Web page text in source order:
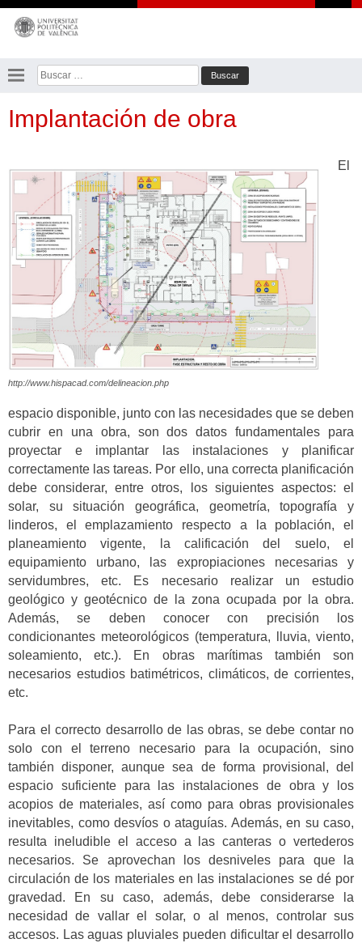
Saltar
contenido
Buscar:
Implantación de obra
http://www.hispacad.com/delineacion.php
El
espacio disponible, junto con las necesidades que se deben
cubrir en una obra, son dos datos fundamentales para
proyectar e implantar las instalaciones y planificar
correctamente las tareas. Por ello, una correcta planificación
debe considerar, entre otros, los siguientes aspectos: el
solar, su situación geográfica, geometría, topografía y
linderos, el emplazamiento respecto a la población, el
planeamiento vigente, la calificación del suelo, el
equipamiento urbano, las expropiaciones necesarias y
servidumbres, etc. Es necesario realizar un estudio
geológico y geotécnico de la zona ocupada por la obra.
Además, se deben conocer con precisión los
condicionantes meteorológicos (temperatura, lluvia, viento,
soleamiento, etc.). En obras marítimas también son
necesarios estudios batimétricos, climáticos, de corrientes,
etc.
Para el correcto desarrollo de las obras, se debe contar no
solo con el terreno necesario para la ocupación, sino
también disponer, aunque sea de forma provisional, del
espacio suficiente para las instalaciones de obra y los
acopios de materiales, así como para obras provisionales
inevitables, como desvíos o ataguías. Además, en su caso,
resulta ineludible el acceso a las canteras o vertederos
necesarios. Se aprovechan los desniveles para que la
circulación de los materiales en las instalaciones se dé por
gravedad. En su caso, además, debe considerarse la
necesidad de vallar el solar, o al menos, controlar sus
accesos. Las aguas pluviales pueden dificultar el desarrollo